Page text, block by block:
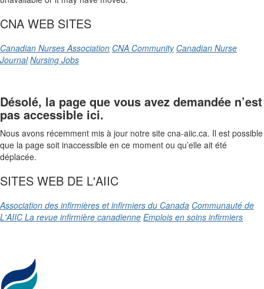
CNA WEB SITES
Canadian Nurses Association CNA Community Canadian Nurse
Journal Nursing Jobs
Désolé, la page que vous avez demandée n’est
pas accessible ici.
Nous avons récemment mis à jour notre site cna-aiic.ca. Il est possible
que la page soit inaccessible en ce moment ou qu’elle ait été
déplacée.
SITES WEB DE L'AIIC
Association des infirmières et infirmiers du Canada Communauté de
L'AIIC La revue infirmière canadienne Emplois en soins infirmiers